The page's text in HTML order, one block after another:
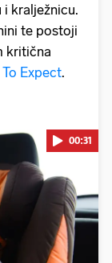
i kralježnicu.
te postoji
kritična
Expect.
00:31